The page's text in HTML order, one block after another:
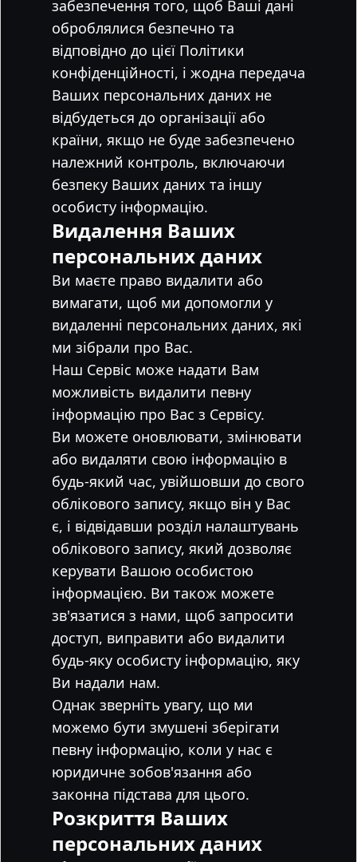
забезпечення того, щоб Ваші дані
оброблялися безпечно та
відповідно до цієї Політики
конфіденційності, і жодна передача
Ваших персональних даних не
відбудеться до організації або
країни, якщо не буде забезпечено
належний контроль, включаючи
безпеку Ваших даних та іншу
особисту інформацію.
Видалення Ваших
персональних даних
Ви маєте право видалити або
вимагати, щоб ми допомогли у
видаленні персональних даних, які
ми зібрали про Вас.
Наш Сервіс може надати Вам
можливість видалити певну
інформацію про Вас з Сервісу.
Ви можете оновлювати, змінювати
або видаляти свою інформацію в
будь-який час, увійшовши до свого
облікового запису, якщо він у Вас
є, і відвідавши розділ налаштувань
облікового запису, який дозволяє
керувати Вашою особистою
інформацією. Ви також можете
зв'язатися з нами, щоб запросити
доступ, виправити або видалити
будь-яку особисту інформацію, яку
Ви надали нам.
Однак зверніть увагу, що ми
можемо бути змушені зберігати
певну інформацію, коли у нас є
юридичне зобов'язання або
законна підстава для цього.
Розкриття Ваших
персональних даних